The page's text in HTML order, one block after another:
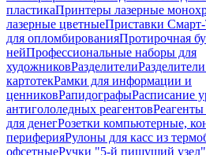
пластикаПринтеры лазерные
лазерные цветныеПриставки
для опломбированияПротирочная
нейПрофессиональные наборы для
художниковРазделители
картотекРамки для информации и
ценниковРапидографыРасписание
антигололедных реагентов
для денегРозетки компьютерные,
периферияРулоны для касс из
офсетныеРучки "5-й пишущий узел"